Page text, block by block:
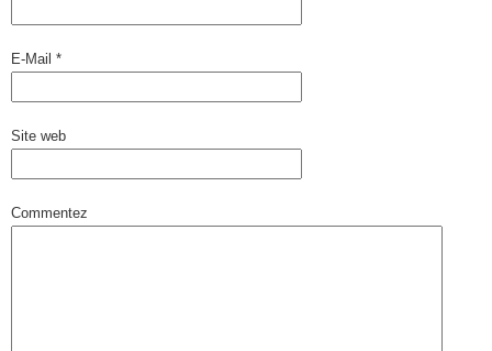
E-Mail *
Site web
Commentez